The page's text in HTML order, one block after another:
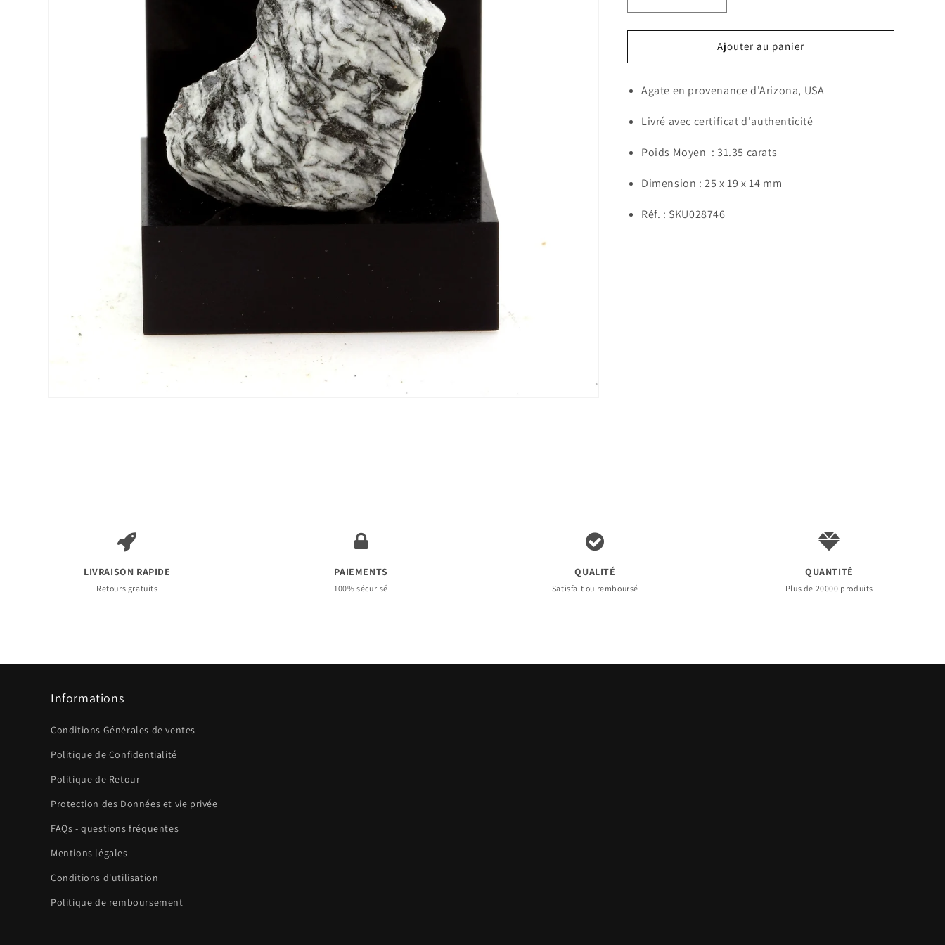
la
quantité
Agate
provenance
USA
la
quantité
de
Agate
provenance
USA
Ajouter au panier
Agate en provenance d'Arizona, USA
Livré avec certificat d'authenticité
Poids Moyen : 31.35 carats
Dimension :25 x 19 x 14 mm
Réf. : SKU028746
LIVRAISON RAPIDE
Retours gratuits
PAIEMENTS
100% sécurisé
QUALITÉ
Satisfait ou remboursé
QUANTITÉ
Plus de 20000 produits
Informations
Conditions Générales de ventes
Politique de Confidentialité
Politique de Retour
Protection des Données et vie privée
FAQs - questions fréquentes
Mentions légales
Conditions d'utilisation
Politique de remboursement